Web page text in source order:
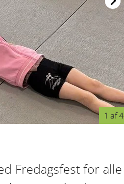
1 af 4
Fredagsfest for alle